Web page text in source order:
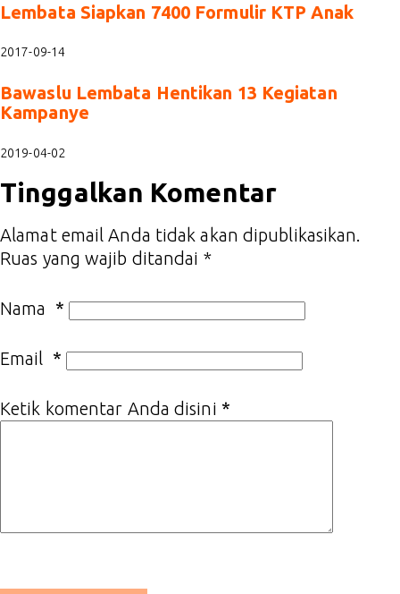
Lembata Siapkan 7400 Formulir KTP Anak
2017-09-14
Bawaslu Lembata Hentikan 13 Kegiatan
Kampanye
2019-04-02
Tinggalkan Komentar
Alamat email Anda tidak akan dipublikasikan.
Ruas yang wajib ditandai *
Nama *
Email *
Ketik komentar Anda disini *